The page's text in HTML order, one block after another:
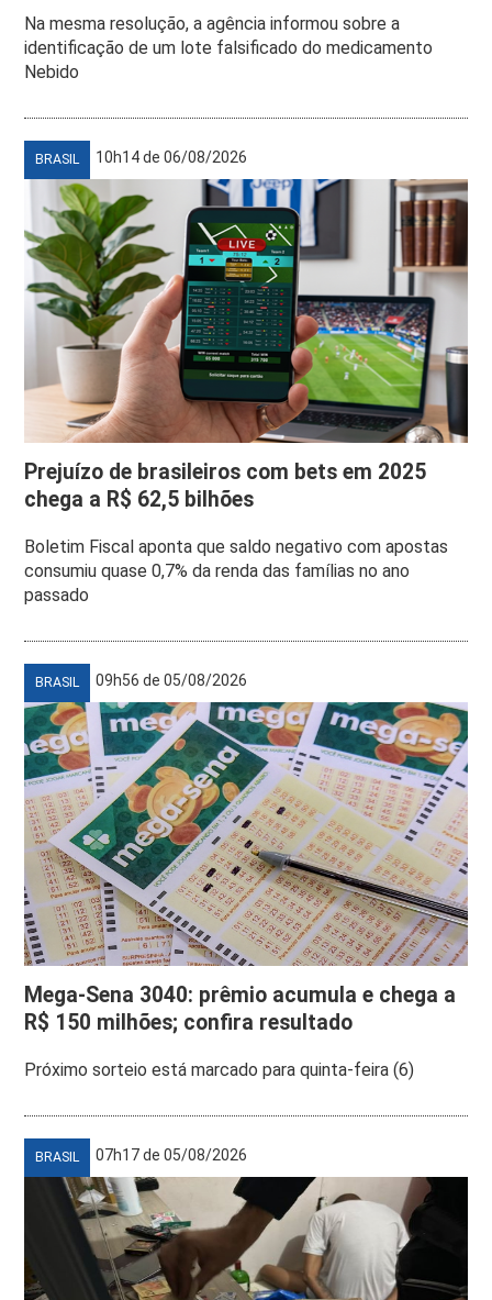
Na mesma resolução, a agência informou sobre a
identificação de um lote falsificado do medicamento
Nebido
BRASIL 10h14 de 06/08/2026
Prejuízo de brasileiros com bets em 2025
chega a R$ 62,5 bilhões
Boletim Fiscal aponta que saldo negativo com apostas
consumiu quase 0,7% da renda das famílias no ano
passado
BRASIL 09h56 de 05/08/2026
Mega-Sena 3040: prêmio acumula e chega a
R$ 150 milhões; confira resultado
Próximo sorteio está marcado para quinta-feira (6)
BRASIL 07h17 de 05/08/2026